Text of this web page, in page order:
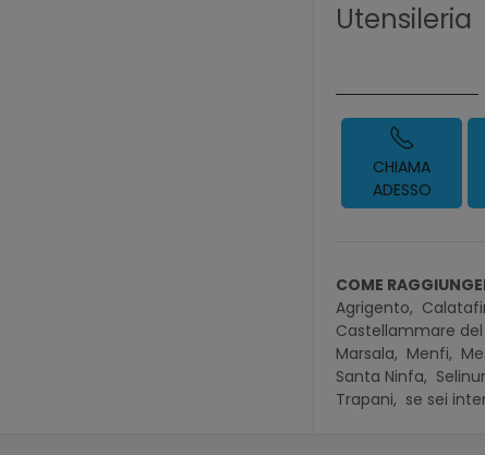
Utensileria
CHIAMA
ADESSO
COME
Agrigento,
Castellammare del
Marsala, Menfi,
Santa Ninfa,
Trapani, se sei